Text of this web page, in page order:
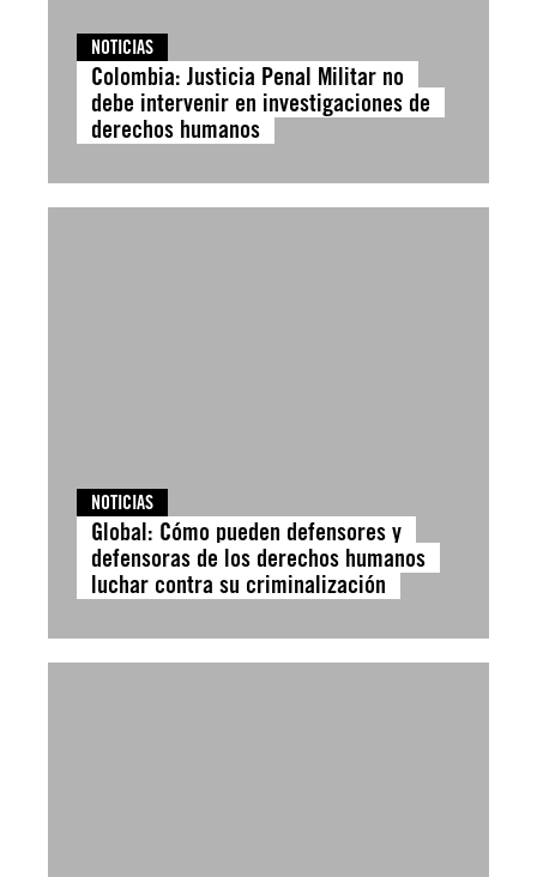
NOTICIAS
Colombia: Justicia Penal Militar no
debe intervenir en investigaciones de
derechos humanos
NOTICIAS
Global: Cómo pueden defensores y
defensoras de los derechos humanos
luchar contra su criminalización